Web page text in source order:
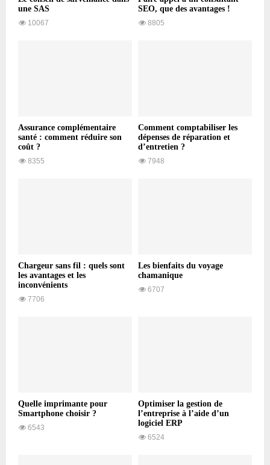
une SAS
10067
SEO, que des avantages !
8805
Assurance complémentaire
santé : comment réduire son
coût ?
8355
Comment comptabiliser les
dépenses de réparation et
d’entretien ?
7948
Chargeur sans fil : quels sont
les avantages et les
inconvénients
7706
Les bienfaits du voyage
chamanique
6707
Quelle imprimante pour
Smartphone choisir ?
6543
Optimiser la gestion de
l’entreprise à l’aide d’un
logiciel ERP
6524